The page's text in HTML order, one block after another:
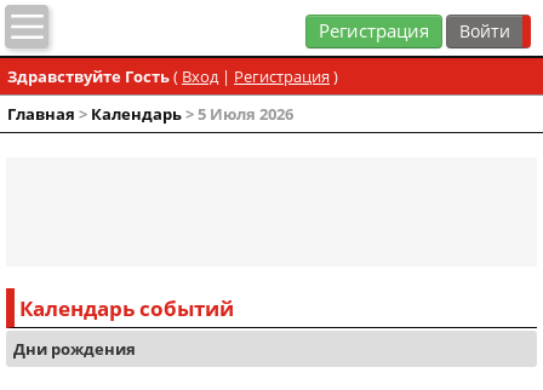
Регистрация
Здравствуйте Гость( Вход| Регистрация )
Главная > Календарь> 5 Июля 2026
Календарь событий
Дни рождения